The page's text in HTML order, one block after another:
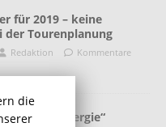
für 2019 – keine
der Tourenplanung
Redaktion
Kommentare
„Windenergie“
die